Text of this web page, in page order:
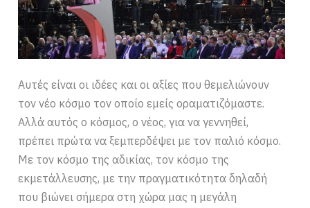
Αυτές είναι οι ιδέες και οι αξίες που θεμελιώνουν
τον νέο κόσμο τον οποίο εμείς οραματιζόμαστε.
Αλλά αυτός ο κόσμος, ο νέος, για να γεννηθεί,
πρέπει πρώτα να ξεμπερδέψει με τον παλιό κόσμο.
Με τον κόσμο της αδικίας, τον κόσμο της
εκμετάλλευσης, με την πραγματικότητα δηλαδή
που βιώνει σήμερα στη χώρα μας η μεγάλη